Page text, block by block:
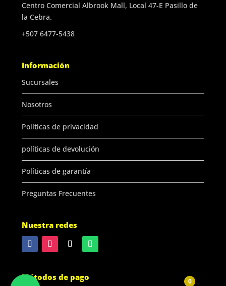
Centro Comercial Albrook Mall, Local 47-E Pasillo de
la Cebra.
+507 6477-5438
Información
Sucursales
Nosotros
Políticas de privacidad
políticas de devolución
Políticas de garantía
Preguntas Frecuentes
Nuestra redes
Métodos de pago 0